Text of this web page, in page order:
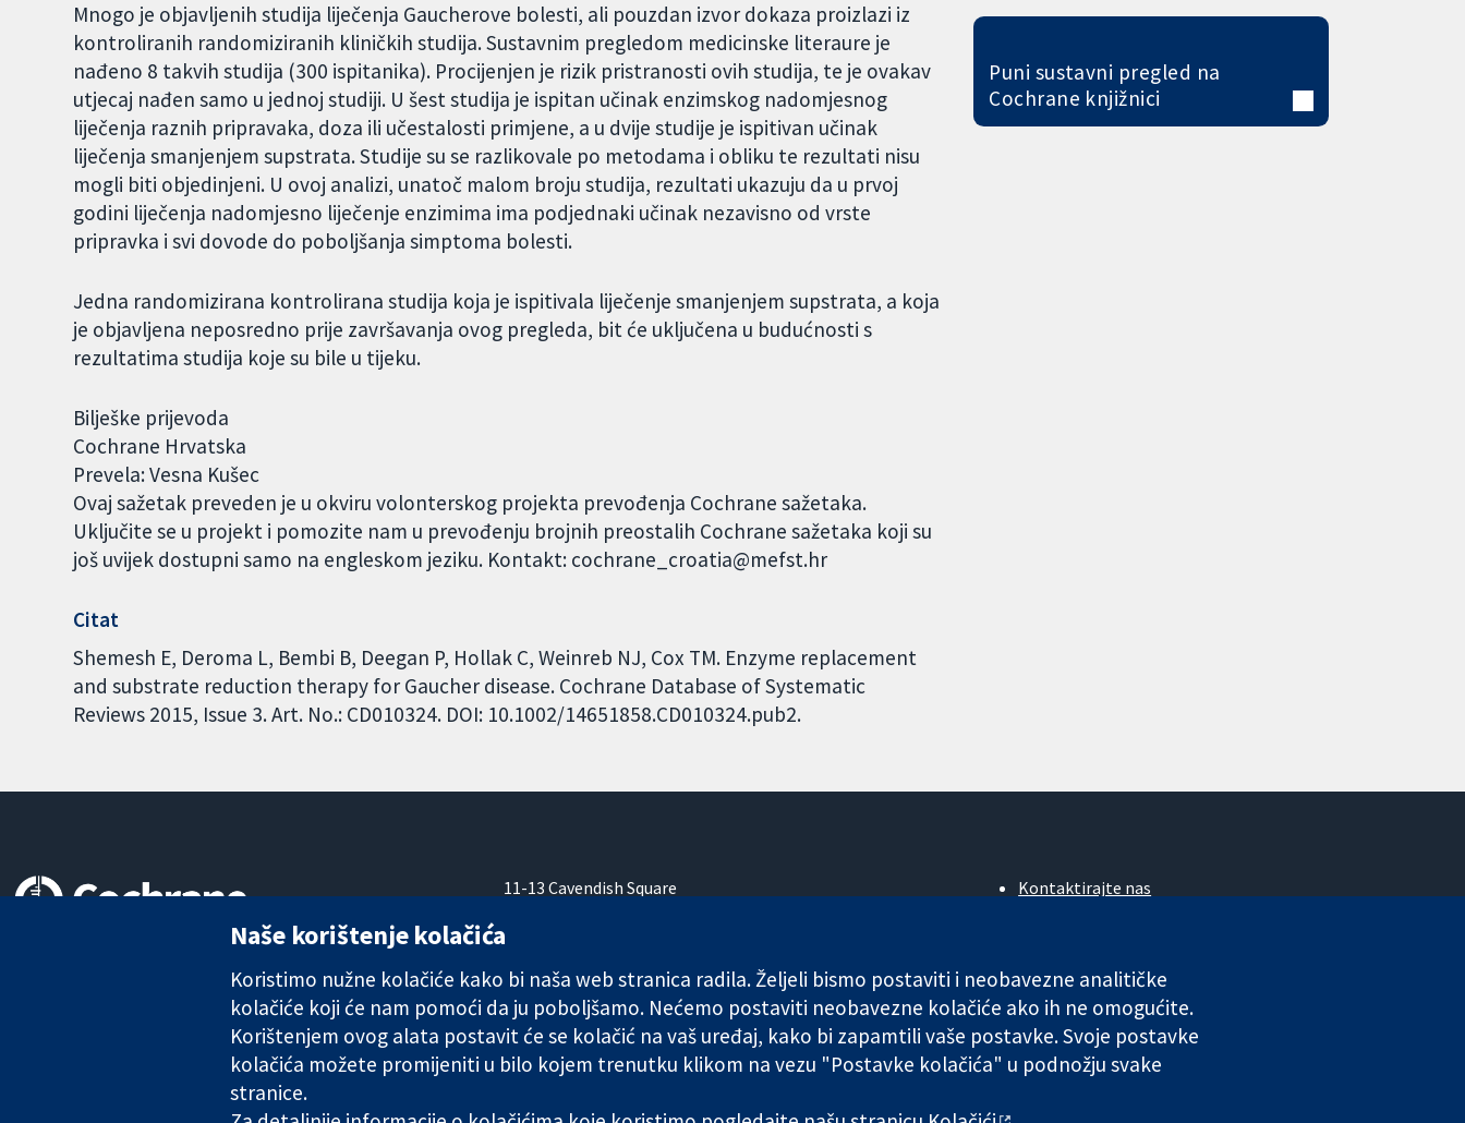
Mnogo je objavljenih studija liječenja Gaucherove bolesti, ali pouzdan izvor dokaza proizlazi iz
kontroliranih randomiziranih kliničkih studija. Sustavnim pregledom medicinske literaure je
nađeno 8 takvih studija (300 ispitanika). Procijenjen je rizik pristranosti ovih studija, te je ovakav
utjecaj nađen samo u jednoj studiji. U šest studija je ispitan učinak enzimskog nadomjesnog
liječenja raznih pripravaka, doza ili učestalosti primjene, a u dvije studije je ispitivan učinak
liječenja smanjenjem supstrata. Studije su se razlikovale po metodama i obliku te rezultati nisu
mogli biti objedinjeni. U ovoj analizi, unatoč malom broju studija, rezultati ukazuju da u prvoj
godini liječenja nadomjesno liječenje enzimima ima podjednaki učinak nezavisno od vrste
pripravka i svi dovode do poboljšanja simptoma bolesti.
Jedna randomizirana kontrolirana studija koja je ispitivala liječenje smanjenjem supstrata, a koja
je objavljena neposredno prije završavanja ovog pregleda, bit će uključena u budućnosti s
rezultatima studija koje su bile u tijeku.
Bilješke prijevoda
Cochrane Hrvatska
Prevela: Vesna Kušec
Ovaj sažetak preveden je u okviru volonterskog projekta prevođenja Cochrane sažetaka.
Uključite se u projekt i pomozite nam u prevođenju brojnih preostalih Cochrane sažetaka koji su
još uvijek dostupni samo na engleskom jeziku. Kontakt: cochrane_croatia@mefst.hr
Citat
Shemesh E, Deroma L, Bembi B, Deegan P, Hollak C, Weinreb NJ, Cox TM. Enzyme replacement
and substrate reduction therapy for Gaucher disease. Cochrane Database of Systematic
Reviews 2015, Issue 3. Art. No.: CD010324. DOI: 10.1002/14651858.CD010324.pub2.
Puni sustavni pregled na
Cochrane knjižnici
11-13 Cavendish Square
W1G 0AN
Kontaktirajte nas
Poslovi
Cochrane Library
The Cochrane Collaboration is a charity (no. 1045921) and a company limited by guarantee (no. 03044323) registered in England & Wales. VAT registration number GB 718 2127 49.
Naše korištenje kolačića
Koristimo nužne kolačiće kako bi naša web stranica radila. Željeli bismo postaviti i neobavezne analitičke
kolačiće koji će nam pomoći da ju poboljšamo. Nećemo postaviti neobavezne kolačiće ako ih ne omogućite.
Korištenjem ovog alata postavit će se kolačić na vaš uređaj, kako bi zapamtili vaše postavke. Svoje postavke
kolačića možete promijeniti u bilo kojem trenutku klikom na vezu "Postavke kolačića" u podnožju svake
stranice.